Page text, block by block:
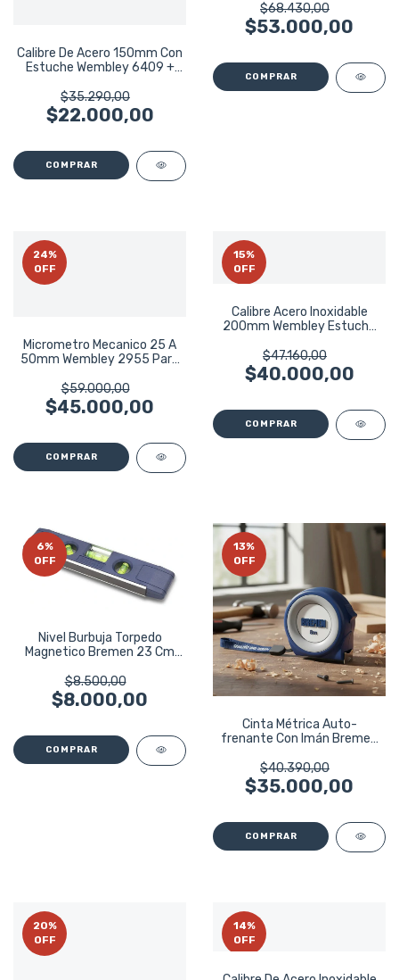
Calibre De Acero 150mm Con
Estuche Wembley 6409 +
$35.290,00
$22.000,00
$68.430,00
$53.000,00
24%
OFF
Micrometro Mecanico 25 A
50mm Wembley 2955 Para
$59.000,00
$45.000,00
15%
OFF
Calibre Acero Inoxidable
200mm Wembley Estuche
$47.160,00
$40.000,00
6%
OFF
Nivel Burbuja Torpedo
Magnetico Bremen 23 Cm
$8.500,00
$8.000,00
13%
OFF
Cinta Métrica Auto-
frenante Con Imán Bremen
$40.390,00
$35.000,00
20%
OFF
14%
OFF